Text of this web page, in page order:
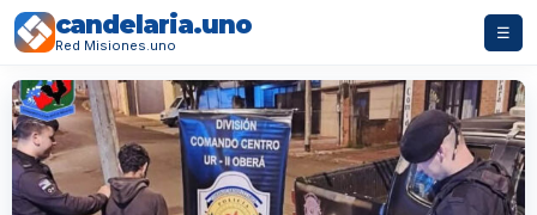
candelaria.uno
Red Misiones.uno
☰